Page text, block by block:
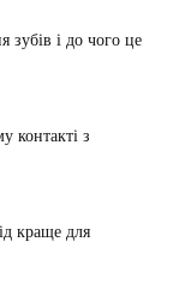
зубів і до чого це
контакті з
краще для